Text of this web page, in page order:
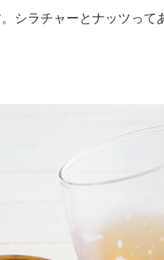
シラチャーとナッツって